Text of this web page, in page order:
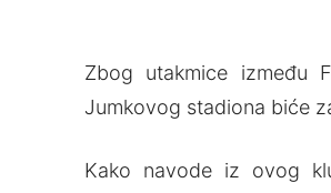
Zbog utakmice između
Jumkovog stadiona biće
Kako navode iz ovog